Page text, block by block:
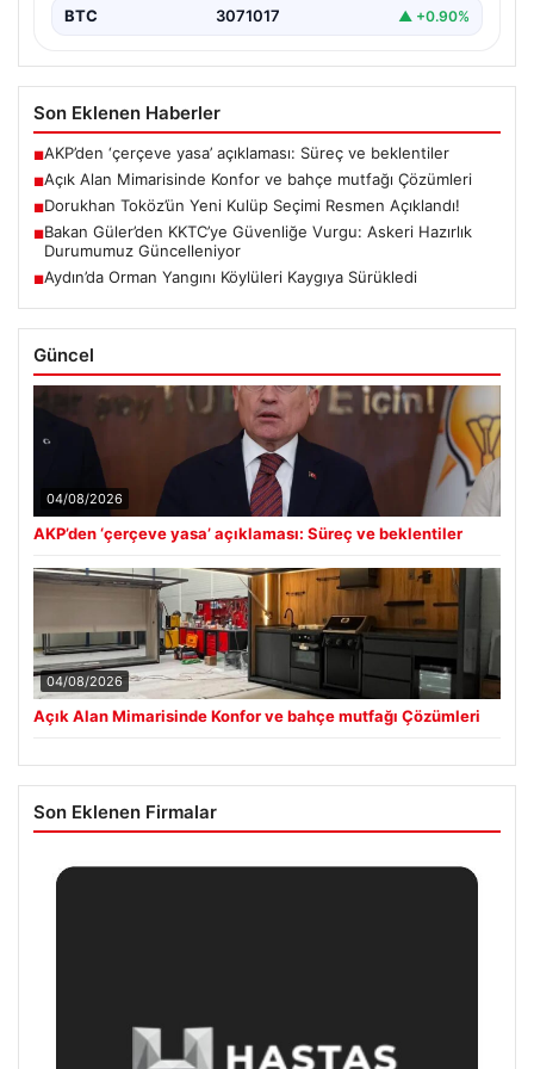
BTC 3071017 ▲ +0.90%
Son Eklenen Haberler
■AKP’den ‘çerçeve yasa’ açıklaması: Süreç ve beklentiler
■Açık Alan Mimarisinde Konfor ve bahçe mutfağı Çözümleri
■Dorukhan Toköz’ün Yeni Kulüp Seçimi Resmen Açıklandı!
■Bakan Güler’den KKTC’ye Güvenliğe Vurgu: Askeri Hazırlık
Durumumuz Güncelleniyor
■Aydın’da Orman Yangını Köylüleri Kaygıya Sürükledi
Güncel
04/08/2026
AKP’den ‘çerçeve yasa’ açıklaması: Süreç ve beklentiler
04/08/2026
Açık Alan Mimarisinde Konfor ve bahçe mutfağı Çözümleri
Son Eklenen Firmalar